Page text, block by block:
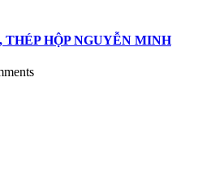
THÉP HỘP NGUYỄN MINH